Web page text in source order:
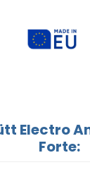
Electro
Forte: